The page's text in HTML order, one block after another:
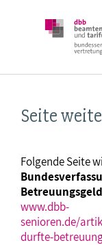
Seite
Folgende Seite
www.dbb-
senioren.de/
durfte-